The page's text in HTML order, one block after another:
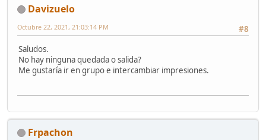
Davizuelo
#8
Octubre 22, 2021, 21:03:14 PM
Saludos.
No hay ninguna quedada o salida?
Me gustaría ir en grupo e intercambiar impresiones.
Frpachon